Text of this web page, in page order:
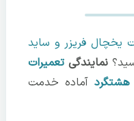
یخچال فریزر و ساید
نمایندگیتعمیرات
آماده خدمت